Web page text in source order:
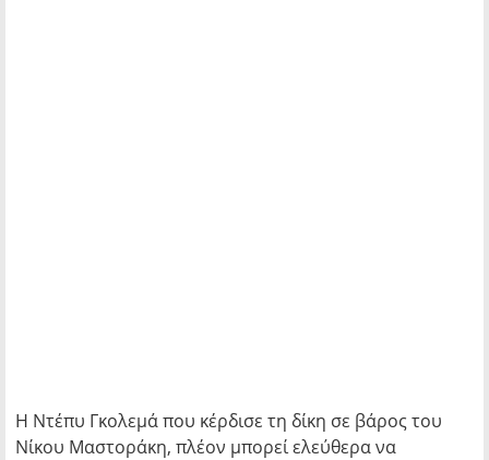
Η Ντέπυ Γκολεμά που κέρδισε τη δίκη σε βάρος του
Νίκου Μαστοράκη, πλέον μπορεί ελεύθερα να